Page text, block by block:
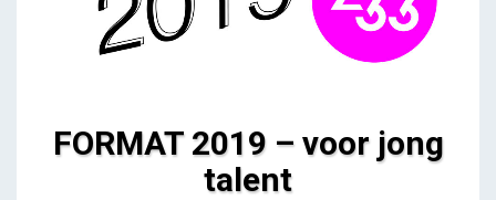
FORMAT 2019 – voor jong
talent